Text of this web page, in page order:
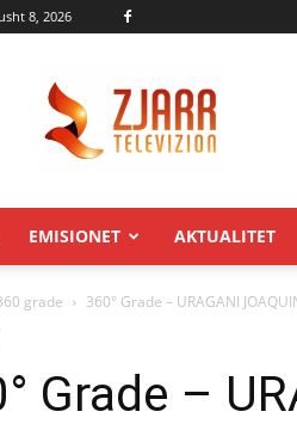
8, 2026
EMISIONET AKTUALITET
grade 360° Grade – URAGANI
Grade –